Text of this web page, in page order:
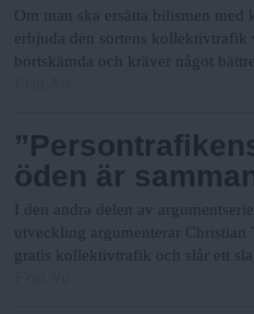
Om man ska ersätta bilismen
erbjuda den sortens kollektivtrafik
bortskämda och kräver något
öden är
I den andra delen av
utveckling argumenterar Christian
gratis kollektivtrafik och slår ett